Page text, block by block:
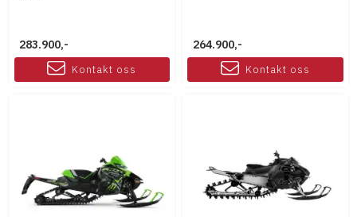
283.900,-
Kontakt oss
264.900,-
Kontakt oss